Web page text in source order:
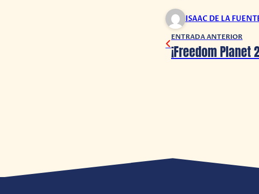
ISAAC DE LA
ENTRADA ANTERIOR